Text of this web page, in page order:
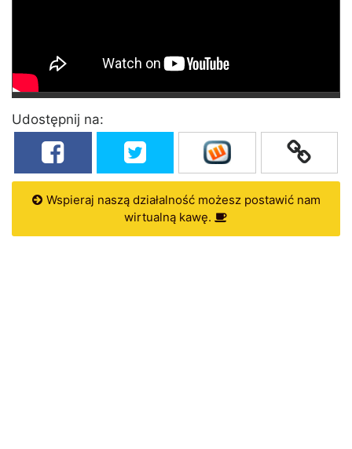
Udostępnij na:
Wspieraj naszą działalność możesz postawić nam
wirtualną kawę.